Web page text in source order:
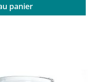
panier